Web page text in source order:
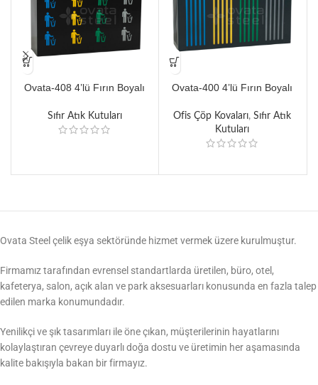
Ovata-408 4’lü Fırın Boyalı
Ünitesi
Sıfır Atık Kutuları
Ovata-400 4’lü Fırın Boyalı
Ofis Çöp Kovaları,Sıfır Atık
Kutuları
Ovata Steel çelik eşya sektöründe hizmet vermek üzere kurulmuştur.
Firmamız tarafından evrensel standartlarda üretilen, büro, otel,
kafeterya, salon, açık alan ve park aksesuarları konusunda en fazla talep
edilen marka konumundadır.
Yenilikçi ve şık tasarımları ile öne çıkan, müşterilerinin hayatlarını
kolaylaştıran çevreye duyarlı doğa dostu ve üretimin her aşamasında
kalite bakışıyla bakan bir firmayız.